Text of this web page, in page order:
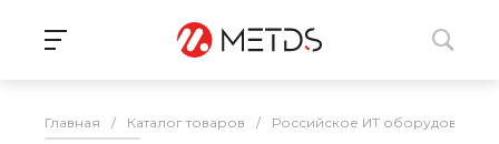
Главная / Каталог товаров / Российское ИТ оборудование